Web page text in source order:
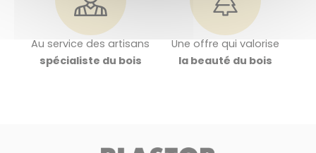
Au service des artisans
spécialiste du bois
Une offre qui valorise
la beauté du bois